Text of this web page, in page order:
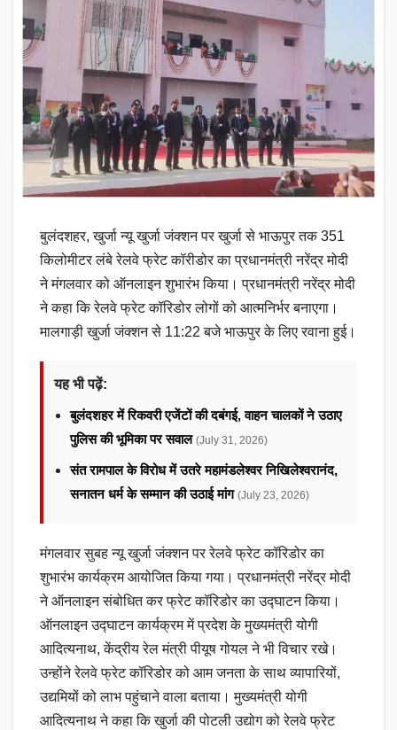
बुलंदशहर, खुर्जा न्यू खुर्जा जंक्शन पर खुर्जा से भाऊपुर तक 351
किलोमीटर लंबे रेलवे फ्रेट कॉरीडोर का प्रधानमंत्री नरेंद्र मोदी
ने मंगलवार को ऑनलाइन शुभारंभ किया। प्रधानमंत्री नरेंद्र मोदी
ने कहा कि रेलवे फ्रेट कॉरिडोर लोगों को आत्मनिर्भर बनाएगा।
मालगाड़ी खुर्जा जंक्शन से 11:22 बजे भाऊपुर के लिए रवाना हुई।
यह भी पढ़ें:
बुलंदशहर में रिकवरी एजेंटों की दबंगई, वाहन चालकों ने उठाए
पुलिस की भूमिका पर सवाल (July 31, 2026)
संत रामपाल के विरोध में उतरे महामंडलेश्वर निखिलेश्वरानंद,
सनातन धर्म के सम्मान की उठाई मांग (July 23, 2026)
मंगलवार सुबह न्यू खुर्जा जंक्शन पर रेलवे फ्रेट कॉरिडोर का
शुभारंभ कार्यक्रम आयोजित किया गया। प्रधानमंत्री नरेंद्र मोदी
ने ऑनलाइन संबोधित कर फ्रेट कॉरिडोर का उद्घाटन किया।
ऑनलाइन उद्घाटन कार्यक्रम में प्रदेश के मुख्यमंत्री योगी
आदित्यनाथ, केंद्रीय रेल मंत्री पीयूष गोयल ने भी विचार रखे।
उन्होंने रेलवे फ्रेट कॉरिडोर को आम जनता के साथ व्यापारियों,
उद्यमियों को लाभ पहुंचाने वाला बताया। मुख्यमंत्री योगी
आदित्यनाथ ने कहा कि खुर्जा की पोटली उद्योग को रेलवे फ्रेट